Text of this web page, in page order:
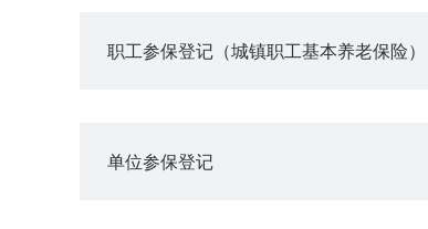
职工参保登记（城镇职工基本养老保险）
单位参保登记